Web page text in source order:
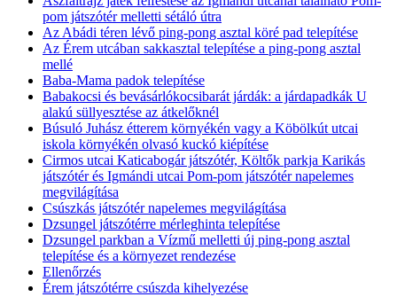
pom játszótér melletti sétáló útra
Az Abádi téren lévő ping-pong asztal köré pad telepítése
Az Érem utcában sakkasztal telepítése a ping-pong asztal
mellé
Baba-Mama padok telepítése
Babakocsi és bevásárlókocsibarát járdák: a járdapadkák U
alakú süllyesztése az átkelőknél
Búsuló Juhász étterem környékén vagy a Köbölkút utcai
iskola környékén olvasó kuckó kiépítése
Cirmos utcai Katicabogár játszótér, Költők parkja Karikás
játszótér és Igmándi utcai Pom-pom játszótér napelemes
megvilágítása
Csúszkás játszótér napelemes megvilágítása
Dzsungel játszótérre mérleghinta telepítése
Dzsungel parkban a Vízmű melletti új ping-pong asztal
telepítése és a környezet rendezése
Ellenőrzés
Érem játszótérre csúszda kihelyezése